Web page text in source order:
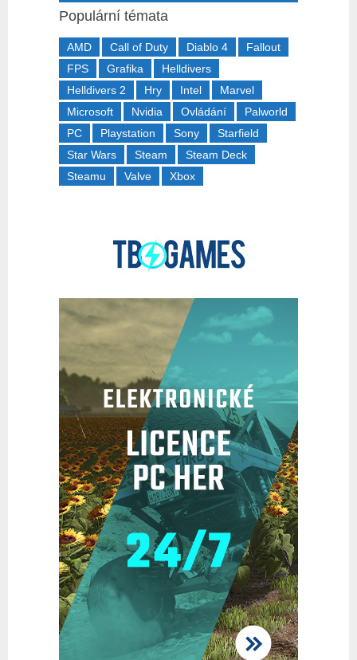
Populární témata
AMD Call of Duty Diablo 4
Fallout
FPS
Grafika
Helldivers
Helldivers 2
Hry Intel
Marvel
Microsoft
Nvidia Ovládání
Palworld
PC
Playstation Sony
Starfield
Star Wars
Steam
Steam Deck
Steamu
Valve Xbox